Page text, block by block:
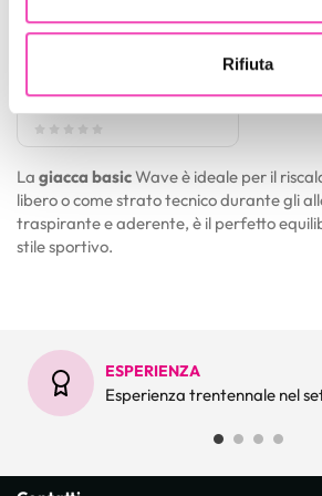
Utilizziamo i cookie per
annunci, per fornire funzionalità dei
analizzare il nostro traffico.
nostri partner che si occupano di
pubblicità e social media, i quali
con altre informazioni che ha fornito
raccolto dal suo utilizzo dei loro
Rifiuta
Giacca Basic in Lycra
€ 53,00
La giacca basicWave è ideale per il
libero o come strato tecnico durante gli
traspirante e aderente, è il perfetto
stile sportivo.
ESPERIENZA
Esperienza trentennale nel